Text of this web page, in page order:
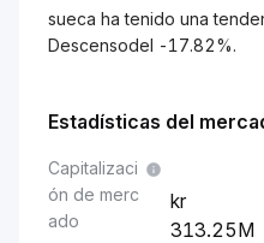
sueca ha tenido una
Descensodel -17.82%.
Estadísticas del
Capitalizaci
ón de merc
ado
313.25M